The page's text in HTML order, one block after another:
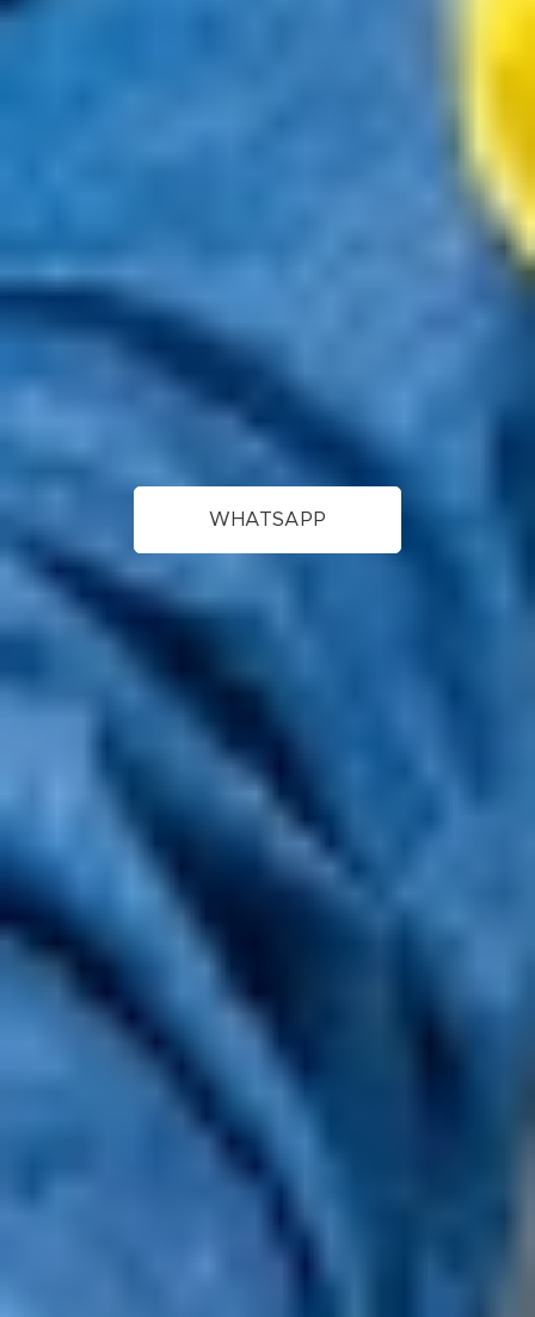
WHATSAPP